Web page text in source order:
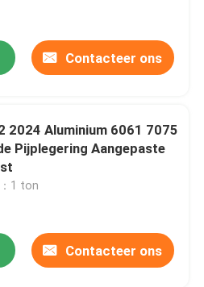
Contacteer ons
2024 Aluminium 6061 7075
Pijplegering Aangepaste
1 ton
Contacteer ons